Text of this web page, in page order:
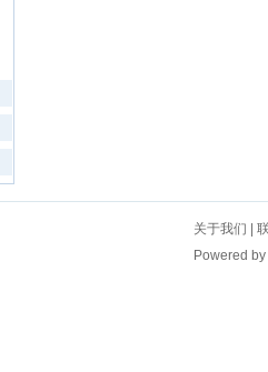
关于我们
Powered by